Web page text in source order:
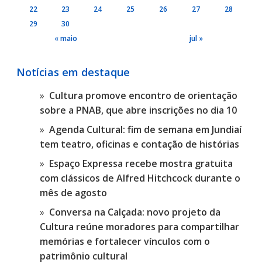
22
23 24 25 26 27
28
29
30
« maio
jul »
Notícias em destaque
Cultura promove encontro de orientação
sobre a PNAB, que abre inscrições no dia 10
Agenda Cultural: fim de semana em Jundiaí
tem teatro, oficinas e contação de histórias
Espaço Expressa recebe mostra gratuita
com clássicos de Alfred Hitchcock durante o
mês de agosto
Conversa na Calçada: novo projeto da
Cultura reúne moradores para compartilhar
memórias e fortalecer vínculos com o
patrimônio cultural